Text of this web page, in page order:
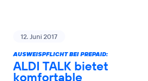
12. Juni 2017
AUSWEISPFLICHT BEI PREPAID:
ALDI TALK bietet
komfortable